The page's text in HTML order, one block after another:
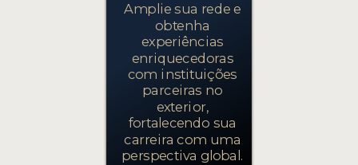
Amplie sua rede e
obtenha
experiências
enriquecedoras
com instituições
parceiras no
exterior,
fortalecendo sua
carreira com uma
perspectiva global.